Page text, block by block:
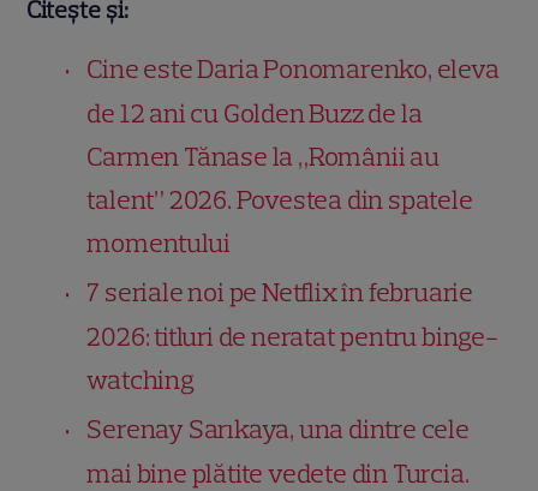
Citește și:
Cine este Daria Ponomarenko, eleva
de 12 ani cu Golden Buzz de la
Carmen Tănase la „Românii au
talent” 2026. Povestea din spatele
momentului
7 seriale noi pe Netflix în februarie
2026: titluri de neratat pentru binge-
watching
Serenay Sarıkaya, una dintre cele
mai bine plătite vedete din Turcia.